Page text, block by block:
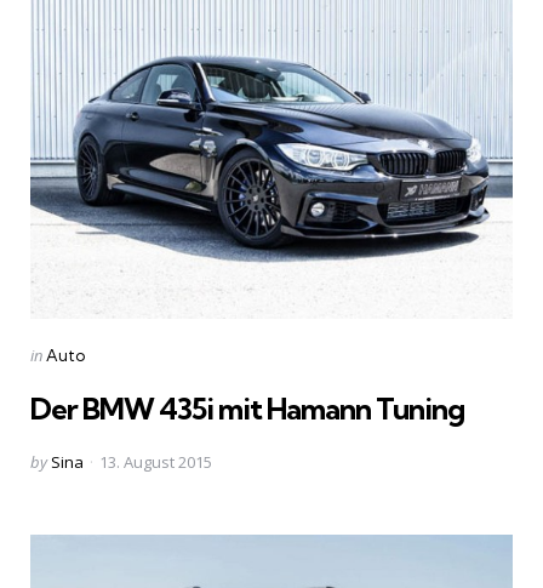
Categories
Posted
inAuto
Der BMW 435i mit Hamann Tuning
Posted
by Sina 13. August 2015